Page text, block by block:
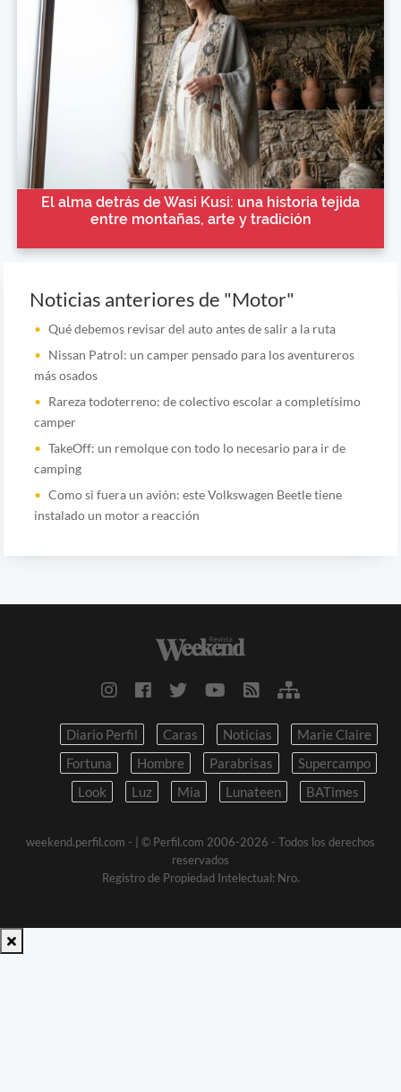
El alma detrás de Wasi Kusi: una historia tejida
entre montañas, arte y tradición
Noticias anteriores de "Motor"
Qué debemos revisar del auto antes de salir a la ruta
Nissan Patrol: un camper pensado para los aventureros
más osados
Rareza todoterreno: de colectivo escolar a completísimo
camper
TakeOff: un remolque con todo lo necesario para ir de
camping
Como si fuera un avión: este Volkswagen Beetle tiene
instalado un motor a reacción
Diario Perfil Caras Noticias
Marie Claire
Fortuna
Hombre Parabrisas
Supercampo
Look
Luz Mia Lunateen BATimes
weekend.perfil.com -
| © Perfil.com 2006-2026 - Todos los derechos
reservados
Registro de Propiedad Intelectual: Nro.